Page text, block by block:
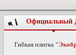
Официальный
Гибкая плитка